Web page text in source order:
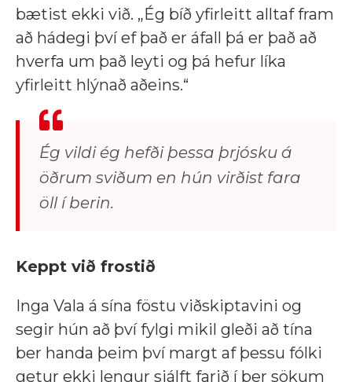
bætist ekki við. „Ég bíð yfirleitt alltaf fram
að hádegi því ef það er áfall þá er það að
hverfa um það leyti og þá hefur líka
yfirleitt hlýnað aðeins.“
Ég vildi ég hefði þessa þrjósku á
öðrum sviðum en hún virðist fara
öll í berin.
Keppt við frostið
Inga Vala á sína föstu viðskiptavini og
segir hún að því fylgi mikil gleði að tína
ber handa þeim því margt af þessu fólki
getur ekki lengur sjálft farið í ber sökum